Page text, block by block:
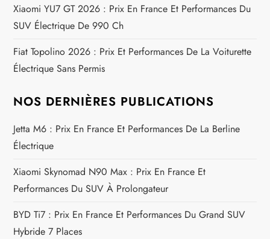
’
a
r
t
i
c
l
e
Xiaomi YU7 GT 2026 : Prix En France Et Performances Du
SUV Électrique De 990 Ch
Fiat Topolino 2026 : Prix Et Performances De La Voiturette
Électrique Sans Permis
NOS DERNIÈRES PUBLICATIONS
Jetta M6 : Prix En France Et Performances De La Berline
Électrique
Xiaomi Skynomad N90 Max : Prix En France Et
Performances Du SUV À Prolongateur
BYD Ti7 : Prix En France Et Performances Du Grand SUV
Hybride 7 Places